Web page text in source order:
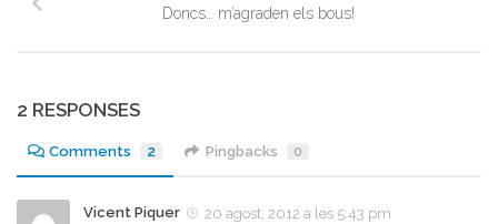
Doncs… m’agraden els bous!
2 RESPONSES
Comments 2 Pingbacks 0
Vicent Piquer
20 agost, 2012 a les 5:43 pm